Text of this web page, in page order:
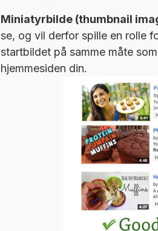
Miniatyrbilde (thumbnail
se, og vil derfor spille en rolle
startbildet på samme måte
hjemmesiden din.